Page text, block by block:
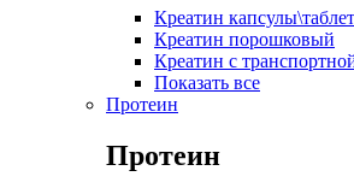
Креатин
Креатин порошковый
Креатин с
Показать все
Протеин
Протеин